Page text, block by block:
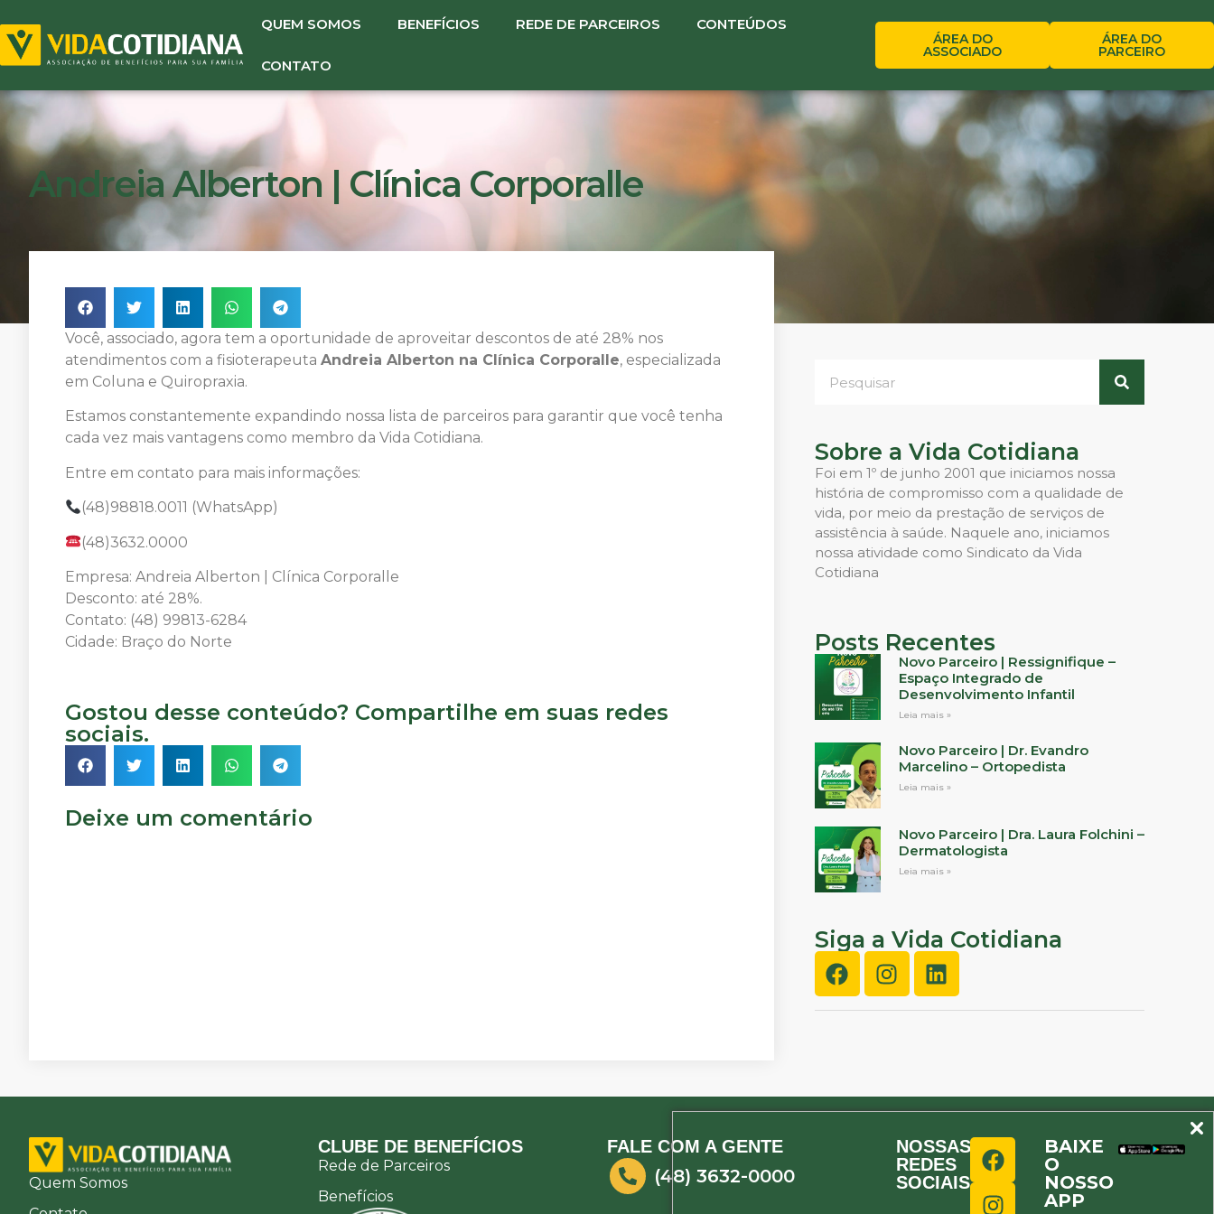
QUEM SOMOS BENEFÍCIOS REDE DE PARCEIROS CONTEÚDOS
CONTATO
ÁREA DO
ASSOCIADO
ÁREA DO
PARCEIRO
Andreia Alberton | Clínica Corporalle
Você, associado, agora tem a oportunidade de aproveitar descontos de até 28% nos
atendimentos com a fisioterapeuta Andreia Alberton na Clínica Corporalle, especializada
em Coluna e Quiropraxia.
Estamos constantemente expandindo nossa lista de parceiros para garantir que você tenha
cada vez mais vantagens como membro da Vida Cotidiana.
Entre em contato para mais informações:
(48)98818.0011 (WhatsApp)
(48)3632.0000
Empresa: Andreia Alberton | Clínica Corporalle
Desconto: até 28%.
Contato: (48) 99813-6284
Cidade: Braço do Norte
Gostou desse conteúdo? Compartilhe em suas redes
sociais.
Deixe um comentário
Sobre a Vida Cotidiana
Foi em 1º de junho 2001 que iniciamos nossa
história de compromisso com a qualidade de
vida, por meio da prestação de serviços de
assistência à saúde. Naquele ano, iniciamos
nossa atividade como Sindicato da Vida
Cotidiana
Posts Recentes
Novo Parceiro | Ressignifique –
Espaço Integrado de
Desenvolvimento Infantil
Leia mais »
Novo Parceiro | Dr. Evandro
Marcelino – Ortopedista
Leia mais »
Novo Parceiro | Dra. Laura Folchini –
Dermatologista
Leia mais »
Siga a Vida Cotidiana
Quem Somos
CLUBE DE BENEFÍCIOS
Rede de Parceiros
Benefícios
FALE COM A GENTE
(48) 3632-0000
NOSSAS
REDES
SOCIAIS
BAIXE
O
NOSSO
APP